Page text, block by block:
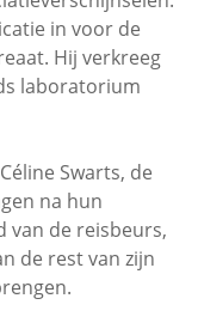
in voor de
Hij verkreeg
laboratorium
Swarts, de
na hun
van de reisbeurs,
de rest van zijn